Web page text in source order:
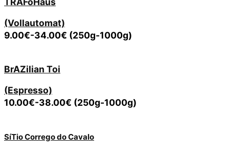
(Vollautomat)
9.00€-34.00€ (250g-1000g)
BrAZilian Toi
(Espresso)
10.00€-38.00€ (250g-1000g)
SíTio Corrego do Cavalo